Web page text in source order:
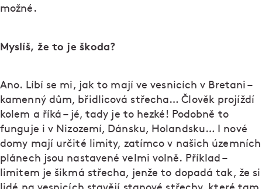
možné.
Myslíš, že to je škoda?
Ano. Líbí se mi, jak to mají ve vesnicích v Bretani –
kamenný dům, břidlicová střecha… Člověk projíždí
kolem a říká – jé, tady je to hezké! Podobně to
funguje i v Nizozemí, Dánsku, Holandsku… I nové
domy mají určité limity, zatímco v našich územních
plánech jsou nastavené velmi volně. Příklad –
limitem je šikmá střecha, jenže to dopadá tak, že si